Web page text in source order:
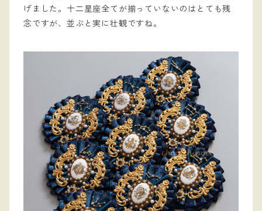
げました。十二星座全てが揃っていないのはとても残
念ですが、並ぶと実に壮観ですね。